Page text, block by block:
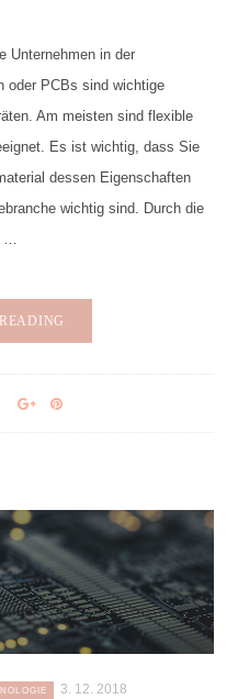
Unternehmen in der
oder PCBs sind wichtige
Am meisten sind flexible
Es ist wichtig, dass Sie
dessen Eigenschaften
wichtig sind. Durch die
3. 12. 2018